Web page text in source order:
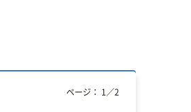
ページ： 1 ／2